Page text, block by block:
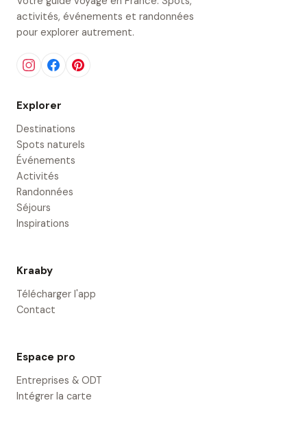
activités, événements et randonnées
pour explorer autrement.
Explorer
Destinations
Spots naturels
Événements
Activités
Randonnées
Séjours
Inspirations
Kraaby
Télécharger l'app
Contact
Espace pro
Entreprises & ODT
Intégrer la carte